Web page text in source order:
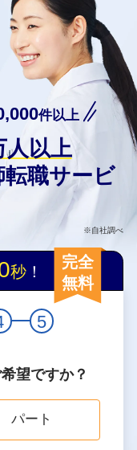
件以上
人以上
職サービ
※自社調べ
秒 ！
完全
無料
5
望ですか？
パート